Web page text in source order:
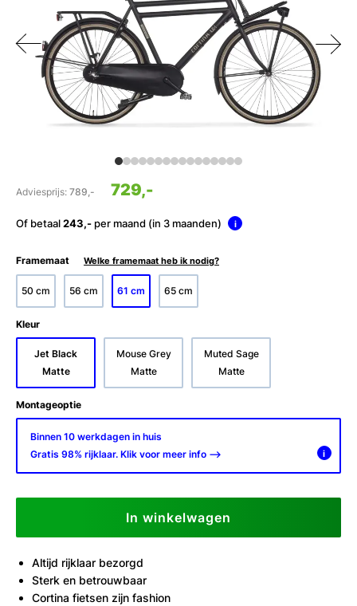
Adviesprijs: 789,- 729,-
Of betaal243,- per maand (in 3 maanden) i
Framemaat Welke framemaat heb ik nodig?
50 cm 56 cm 61 cm 65 cm
Kleur
Jet Black
Matte
Mouse Grey
Matte
Muted Sage
Matte
Montageoptie
Binnen 10 werkdagen in huis
Gratis 98% rijklaar. Klik voor meer info -->
i
In winkelwagen
Altijd rijklaar bezorgd
Sterk en betrouwbaar
Cortina fietsen zijn fashion